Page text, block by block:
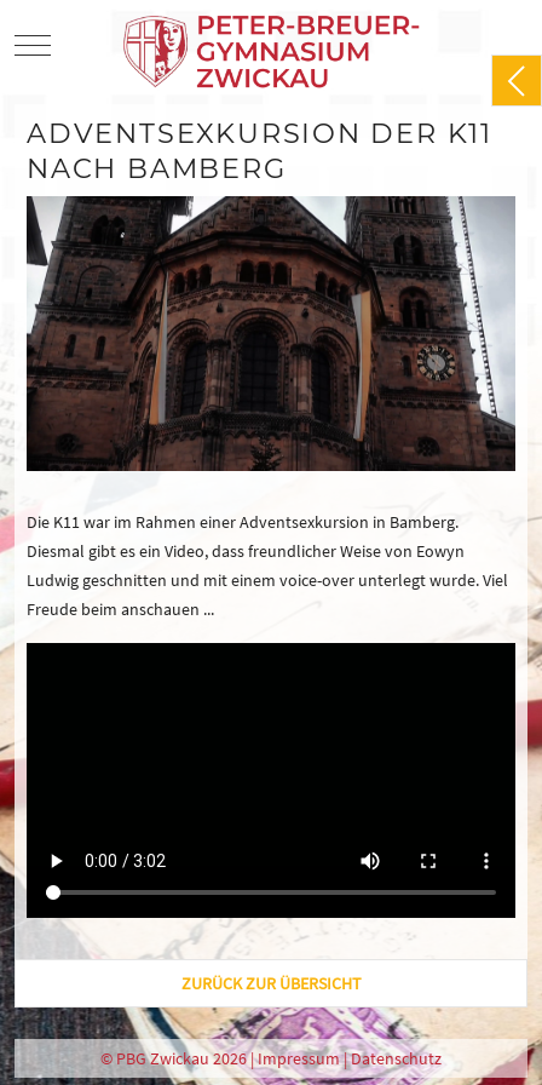
Mobile Menu Toggle
ADVENTSEXKURSION DER K11
NACH BAMBERG
Die K11 war im Rahmen einer Adventsexkursion in Bamberg.
Diesmal gibt es ein Video, dass freundlicher Weise von Eowyn
Ludwig geschnitten und mit einem voice-over unterlegt wurde. Viel
Freude beim anschauen ...
ZURÜCK ZUR ÜBERSICHT
© PBG Zwickau 2026 |Impressum|Datenschutz